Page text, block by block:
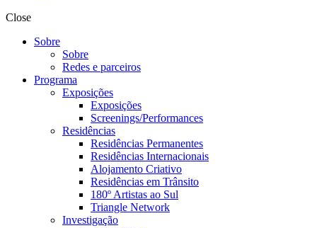
Close
Sobre
Sobre
Redes e parceiros
Programa
Exposições
Exposições
Screenings/Performances
Residências
Residências Permanentes
Residências Internacionais
Alojamento Criativo
Residências em Trânsito
180º Artistas ao Sul
Triangle Network
Investigação